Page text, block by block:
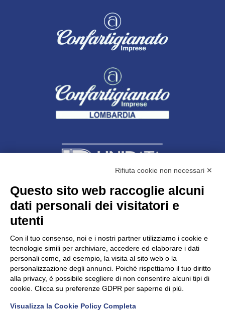
Unidata s.r.lcon unico socio
Largo dell’Artigianato, 1 - 23100 Sondrio
C.F. 00481790145 - N.REA SO-36426
PEC: unidata.sondrio@legalmail.it
Cap. soc. euro 100.000,00 i.v.
Rifiuta cookie non necessari ✕
Questo sito web raccoglie alcuni
dati personali dei visitatori e
utenti
Con il tuo consenso, noi e i nostri partner utilizziamo i cookie e
tecnologie simili per archiviare, accedere ed elaborare i dati
personali come, ad esempio, la visita al sito web o la
personalizzazione degli annunci. Poiché rispettiamo il tuo diritto
alla privacy, è possibile scegliere di non consentire alcuni tipi di
cookie. Clicca su preferenze GDPR per saperne di più.
Visualizza la Cookie Policy Completa